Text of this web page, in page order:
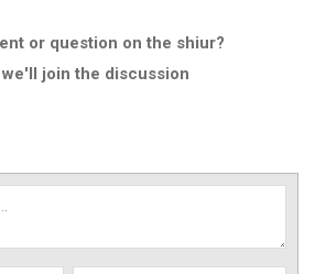
or question on the shiur?
join the discussion